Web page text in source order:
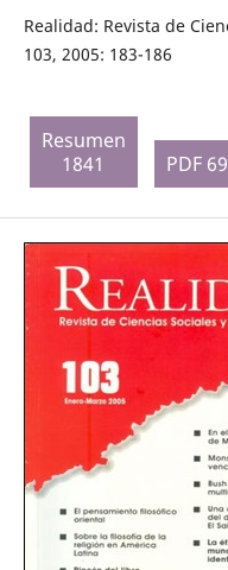
Realidad: Revista de
103, 2005: 183-186
Resumen
1841
PDF